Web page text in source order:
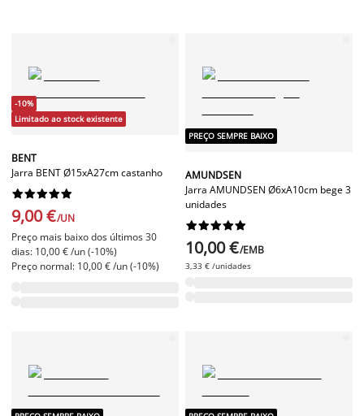
-10%
Limitado ao stock existente
BENT
Jarra BENT Ø15xA27cm castanho






9,00 €/UN
Preço mais baixo dos últimos 30
dias: 10,00 € /un (-10%)
Preço normal: 10,00 € /un (-10%)
PREÇO SEMPRE BAIXO
AMUNDSEN
Jarra AMUNDSEN Ø6xA10cm bege 3
unidades






10,00 €/EMB
3,33 € /unidades